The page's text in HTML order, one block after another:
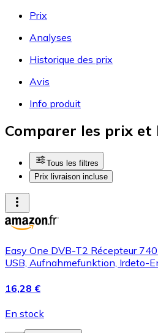
Prix
Analyses
Historique des prix
Avis
Info produit
Comparer les prix et
Tous les filtres
Prix livraison incluse
Easy One DVB-T2 Récepteur
USB, Aufnahmefunktion, Irdeto-
16,28 €
En stock